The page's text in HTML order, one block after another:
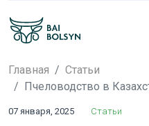
Главная
Статьи
Пчеловодство в
07 января, 2025 Статьи